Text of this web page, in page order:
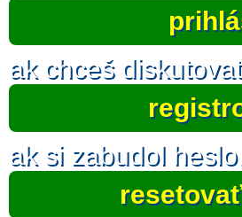
ak chceš
ak si zabudol